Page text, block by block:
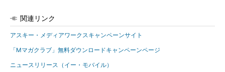
関連リンク
アスキー・メディアワークスキャンペーンサイト
「Mマガクラブ」無料ダウンロードキャンペーンページ
ニュースリリース（イー・モバイル）